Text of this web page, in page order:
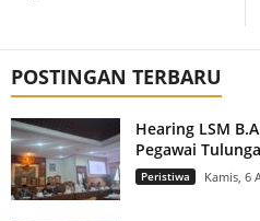
POSTINGAN TERBARU
Hearing LSM
Pegawai
Peristiwa Kamis, 6